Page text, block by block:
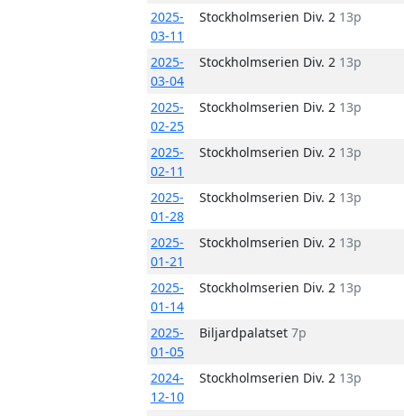
2025-
03-11
Stockholmserien Div. 2 13p
2025-
03-04
Stockholmserien Div. 2 13p
2025-
02-25
Stockholmserien Div. 2 13p
2025-
02-11
Stockholmserien Div. 2 13p
2025-
01-28
Stockholmserien Div. 2 13p
2025-
01-21
Stockholmserien Div. 2 13p
2025-
01-14
Stockholmserien Div. 2 13p
2025-
01-05
Biljardpalatset 7p
2024-
12-10
Stockholmserien Div. 2 13p